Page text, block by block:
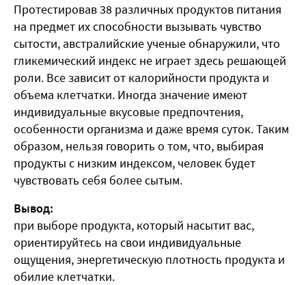
Протестировав 38 различных продуктов питания
на предмет их способности вызывать чувство
сытости, австралийские ученые обнаружили, что
гликемический индекс не играет здесь решающей
роли. Все зависит от калорийности продукта и
объема клетчатки. Иногда значение имеют
индивидуальные вкусовые предпочтения,
особенности организма и даже время суток. Таким
образом, нельзя говорить о том, что, выбирая
продукты с низким индексом, человек будет
чувствовать себя более сытым.
Вывод:
при выборе продукта, который насытит вас,
ориентируйтесь на свои индивидуальные
ощущения, энергетическую плотность продукта и
обилие клетчатки.